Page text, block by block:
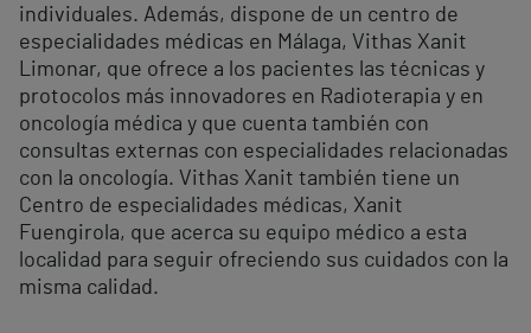
individuales. Además, dispone de un centro de
especialidades médicas en Málaga, Vithas Xanit
Limonar, que ofrece a los pacientes las técnicas y
protocolos más innovadores en Radioterapia y en
oncología médica y que cuenta también con
consultas externas con especialidades relacionadas
con la oncología. Vithas Xanit también tiene un
Centro de especialidades médicas, Xanit
Fuengirola, que acerca su equipo médico a esta
localidad para seguir ofreciendo sus cuidados con la
misma calidad.